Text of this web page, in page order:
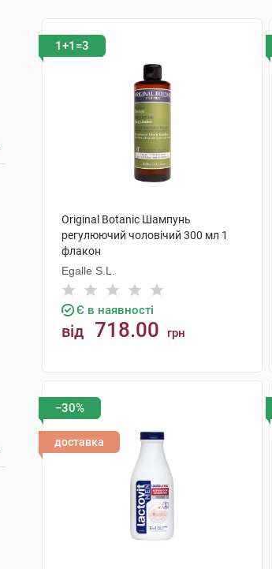
1+1=3
Original Botanic Шампунь
регулюючий чоловічий 300 мл 1
флакон
Egalle S.L.
Є в наявності
від 718.00 грн
−30%
доставка